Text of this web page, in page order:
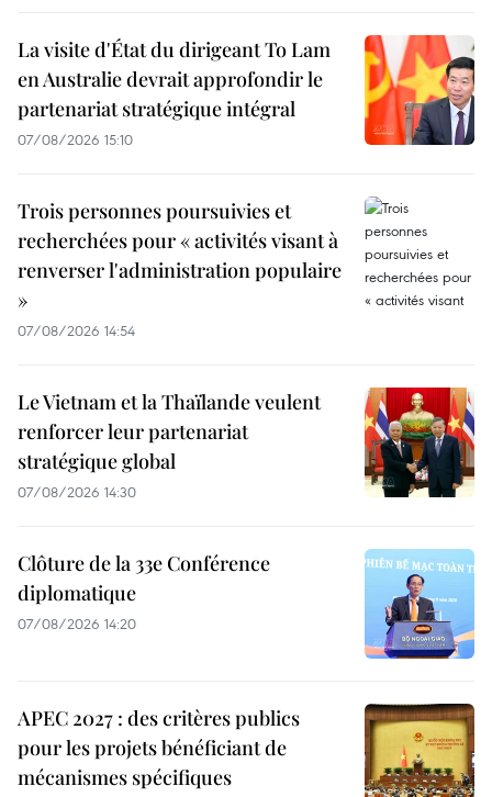
La visite d'État du dirigeant To Lam
en Australie devrait approfondir le
partenariat stratégique intégral
07/08/2026 15:10
Trois personnes poursuivies et
recherchées pour « activités visant à
renverser l'administration populaire
»
07/08/2026 14:54
Le Vietnam et la Thaïlande veulent
renforcer leur partenariat
stratégique global
07/08/2026 14:30
Clôture de la 33e Conférence
diplomatique
07/08/2026 14:20
APEC 2027 : des critères publics
pour les projets bénéficiant de
mécanismes spécifiques